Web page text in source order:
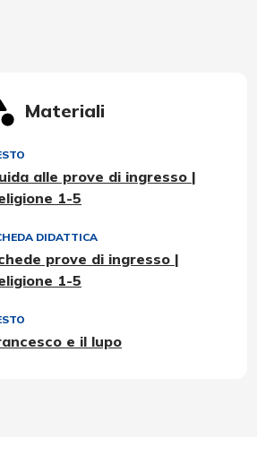
Materiali
alle prove di ingresso |
1-5
DIDATTICA
prove di ingresso |
1-5
e il lupo